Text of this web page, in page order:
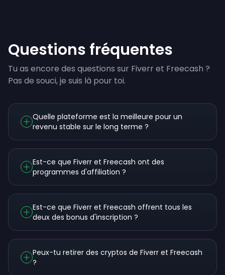
Questions fréquentes
Tu as encore des questions sur Fiverr et Freecash ?
Pas de souci, je suis là pour toi.
Quelle plateforme est la meilleure pour un
revenu stable sur le long terme ?
Est-ce que Fiverr et Freecash ont des
programmes d'affiliation ?
Est-ce que Fiverr et Freecash offrent tous les
deux des bonus d'inscription ?
Peux-tu retirer des cryptos de Fiverr et Freecash
?